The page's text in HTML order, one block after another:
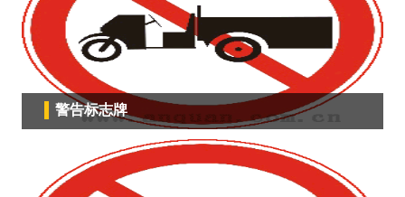
警告标志牌